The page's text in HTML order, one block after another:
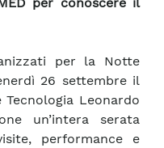
per conoscere il
per la Notte
26 settembre il
Tecnologia Leonardo
un’intera serata
performance e